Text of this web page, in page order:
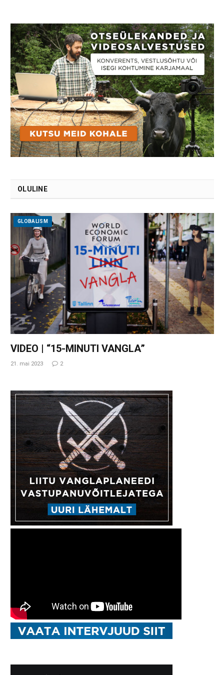
OLULINE
GLOBALISM
VIDEO | “15-MINUTI VANGLA”
21. mai 2023 2